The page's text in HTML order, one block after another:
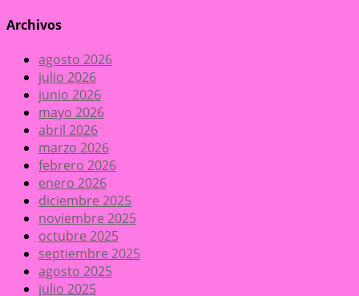
Archivos
agosto 2026
julio 2026
junio 2026
mayo 2026
abril 2026
marzo 2026
febrero 2026
enero 2026
diciembre 2025
noviembre 2025
octubre 2025
septiembre 2025
agosto 2025
julio 2025